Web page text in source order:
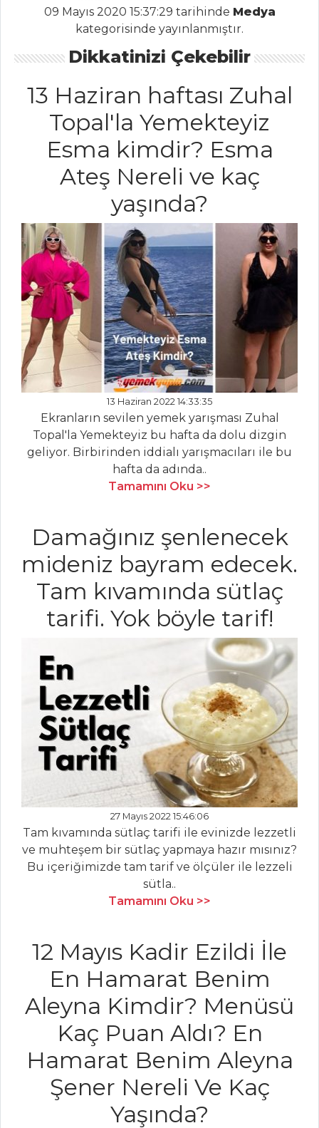
Çikolatalı
Lolipop
Yufkalı Kadayıf
Pasta ve Tatlılar
Tüm Tarifleri
Körili Karides
Peynirli Girit
Mezesi
Girit Ezmesi
Mezeler Tüm
Tarifleri
HAMUR İŞLERI
PEYNİRLİ KABAK
BÖREĞİ
KARAMELİZE
SOĞANLI
PASTIRMALI TART
LİMONLU
Hamur İşleri Tüm
Tarifleri
ET YEMEKLERI
KUZU ETİ
FİLLET MİGNON
HAMSİ
KAYGANASI
Et Yemekleri Tüm
Tarifleri
İÇECEKLER
Demirhindi
Şerbeti
Naneli Limon
İçecekler Tüm
Tarifleri
MASTERCHEF
Orjinal Trileçe
Tarifi Ve Püf
Noktaları
09 Mayıs 2020 15:37:29 tarihinde Medya
kategorisinde yayınlanmıştır.
Dikkatinizi Çekebilir
13 Haziran haftası Zuhal
Topal'la Yemekteyiz
Esma kimdir? Esma
Ateş Nereli ve kaç
yaşında?
13 Haziran 2022 14:33:35
Ekranların sevilen yemek yarışması Zuhal
Topal'la Yemekteyiz bu hafta da dolu dizgin
geliyor. Birbirinden iddialı yarışmacıları ile bu
hafta da adında..
Tamamını Oku >>
Damağınız şenlenecek
mideniz bayram edecek.
Tam kıvamında sütlaç
tarifi. Yok böyle tarif!
27 Mayıs 2022 15:46:06
Tam kıvamında sütlaç tarifi ile evinizde lezzetli
ve muhteşem bir sütlaç yapmaya hazır mısınız?
Bu içeriğimizde tam tarif ve ölçüler ile lezzeli
sütla..
Tamamını Oku >>
12 Mayıs Kadir Ezildi İle
En Hamarat Benim
Aleyna Kimdir? Menüsü
Kaç Puan Aldı? En
Hamarat Benim Aleyna
Şener Nereli Ve Kaç
Yaşında?